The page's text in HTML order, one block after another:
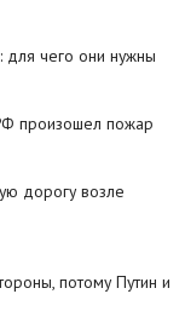
чего они нужны
произошел пожар
дорогу возле
потому Путин и